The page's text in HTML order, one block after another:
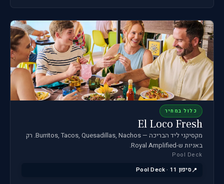
כלול במחיר
El Loco Fresh
מקסיקני ליד הבריכה — Burritos, Tacos, Quesadillas, Nachos. רק
באניות ש-Royal Amplified.
Pool Deck
סיפון 11 · Pool Deck